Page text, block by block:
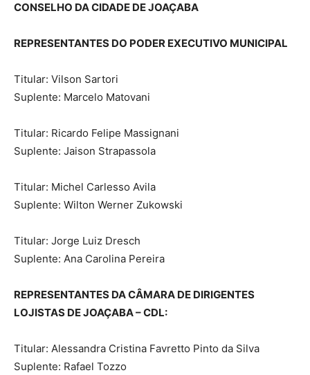
CONSELHO DA CIDADE DE JOAÇABA
REPRESENTANTES DO PODER EXECUTIVO MUNICIPAL
Titular: Vilson Sartori
Suplente: Marcelo Matovani
Titular: Ricardo Felipe Massignani
Suplente: Jaison Strapassola
Titular: Michel Carlesso Avila
Suplente: Wilton Werner Zukowski
Titular: Jorge Luiz Dresch
Suplente: Ana Carolina Pereira
REPRESENTANTES DA CÂMARA DE DIRIGENTES
LOJISTAS DE JOAÇABA – CDL:
Titular: Alessandra Cristina Favretto Pinto da Silva
Suplente: Rafael Tozzo